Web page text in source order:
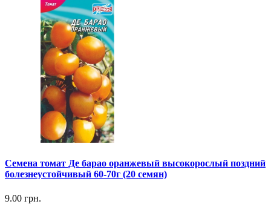
Семена томат Де барао оранжевый высокорослый поздний
болезнеустойчивый 60-70г (20 семян)
9.00 грн.